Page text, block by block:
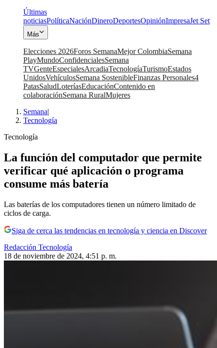
Últimas
noticiasPolíticaNaciónDineroDeportesOpiniónImpresaJet Set
Más
Elecciones 2026Foros SemanaMejor ColombiaSemana
PlayMundoConfidencialesSemana
TVGenteEspecialesArcadiaTecnologíaTurismoEstados
UnidosVehículosSemana SostenibleFinanzas Personales4
PatasSaludLoteríasEducaciónContenido en
colaboraciónSemana RuralMujeres
Semana|
Tecnología
Tecnología
La función del computador que permite
verificar qué aplicación o programa
consume más batería
Las baterías de los computadores tienen un número limitado de
ciclos de carga.
Siga de cerca las tendencias en tecnología y ciencia en Discover
Redacción Tecnología
18 de noviembre de 2024, 4:51 p. m.